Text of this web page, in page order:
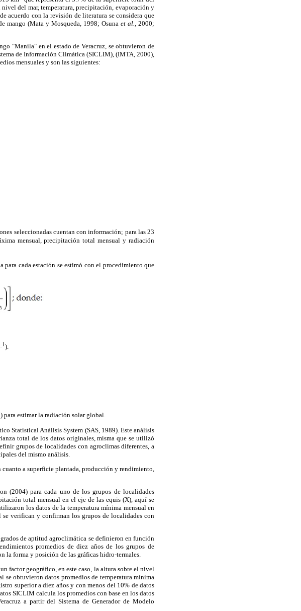
del mar, temperatura, precipitación, evaporación y
acuerdo con la revisión de literatura se considera que
mango (Mata y Mosqueda, 1998; Osunaet al.,
2000;
"Manila" en el estado de Veracruz, se obtuvieron de
de Información Climática (SICLIM), (IMTA, 2000),
mensuales y son las siguientes:
seleccionadas cuentan con información; para las 23
mensual, precipitación total mensual y radiación
para cada estación se estimó con el procedimiento que
1).
para estimar la radiación solar global.
Statistical Análisis System (SAS, 1989). Este análisis
total de los datos originales, misma que se utilizó
grupos de localidades con agroclimas diferentes, a
del mismo análisis.
a superficie plantada, producción y rendimiento,
(2004) para cada uno de los grupos de localidades
total mensual en el eje de las equis (X), aquí se
los datos de la temperatura mínima mensual en
verifican y confirman los grupos de localidades con
de aptitud agroclimática se definieron en función
promedios de diez años de los grupos de
la forma y posición de las gráficas hidro-termales.
factor geográfico, en este caso, la altura sobre el nivel
obtuvieron datos promedios de temperatura mínima
superior a diez años y con menos del 10% de datos
SICLIM calcula los promedios con base en los datos
a partir del Sistema de Generador de Modelo